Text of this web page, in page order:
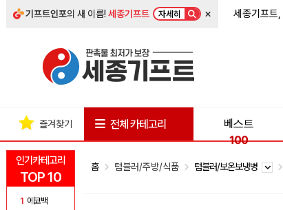
기프트인포의 새 이름!세종기프트 자세히 × 세종기프트,
인기카테고리
TOP 10
1 에코백
즐겨찾기 전체 카테고리
베스트
100
홈 텀블러/주방/식품 텀블러/보온보냉병